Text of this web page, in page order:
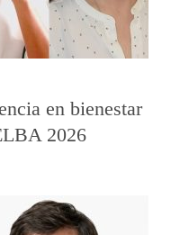
en bienestar
2026